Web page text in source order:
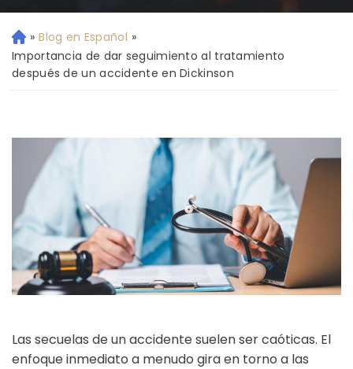
Ini
ci
o
» Blog en Español »
Importancia de dar seguimiento al tratamiento
después de un accidente en Dickinson
Las secuelas de un accidente suelen ser caóticas. El
enfoque inmediato a menudo gira en torno a las